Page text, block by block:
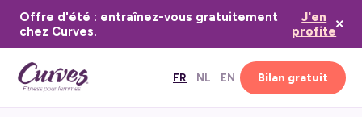
Offre d'été : entraînez-vous gratuitement
chez Curves.
J'en
profite×
FR NL EN Bilan gratuit